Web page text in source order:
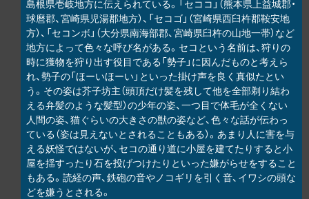
島根県壱岐地方に伝えられている。「セココ」（熊本県上益城郡・
球麿郡、宮崎県児湯郡地方）、「セコゴ」（宮崎県西臼杵郡鞍安地
方）、「セコンボ」（大分県南海部郡、宮崎県臼杵の山地一帯）など
地方によって色々な呼び名がある。セコという名前は、狩りの
時に獲物を狩り出す役目である「勢子」に因んだものと考えら
れ、勢子の「ほーいほーい」といった掛け声を良く真似たとい
う。その姿は芥子坊主（頭頂だけ髪を残して他を全部剃り結わ
える弁髪のような髪型）の少年の姿、一つ目で体毛が全くない
人間の姿、猫ぐらいの大きさの獣の姿など、色々な話が伝わっ
ている（姿は見えないとされることもある）。あまり人に害を与
える妖怪ではないが、セコの通り道に小屋を建てたりすると小
屋を揺すったり石を投げつけたりといった嫌がらせをすること
もある。読経の声、鉄砲の音やノコギリを引く音、イワシの頭な
どを嫌うとされる。